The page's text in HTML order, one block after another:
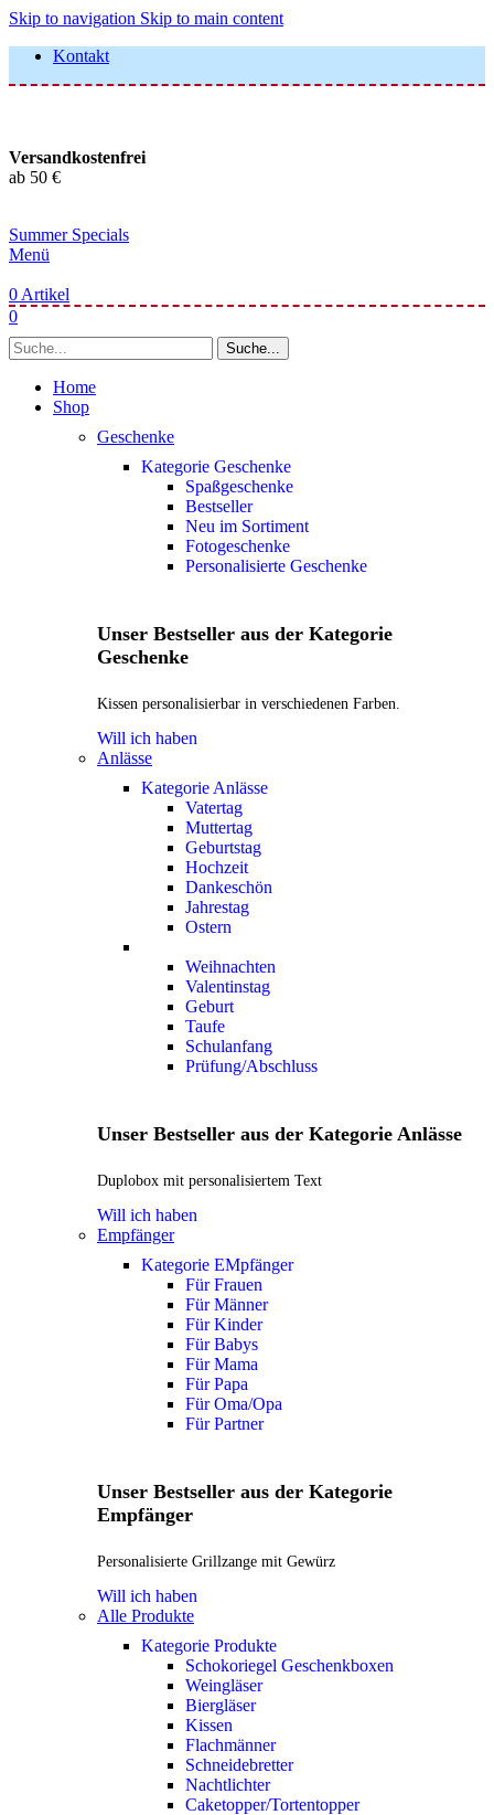
Skip to navigation Skip to main content
Kontakt
Versandkostenfrei
ab 50 €
Summer Specials
Menü
0 Artikel
0
Suche...
Home
Shop
Geschenke
Kategorie Geschenke
Spaßgeschenke
Bestseller
Neu im Sortiment
Fotogeschenke
Personalisierte Geschenke
Unser Bestseller aus der Kategorie
Geschenke
Kissen personalisierbar in verschiedenen Farben.
Will ich haben
Anlässe
Kategorie Anlässe
Vatertag
Muttertag
Geburtstag
Hochzeit
Dankeschön
Jahrestag
Ostern
Weihnachten
Valentinstag
Geburt
Taufe
Schulanfang
Prüfung/Abschluss
Unser Bestseller aus der Kategorie Anlässe
Duplobox mit personalisiertem Text
Will ich haben
Empfänger
Kategorie EMpfänger
Für Frauen
Für Männer
Für Kinder
Für Babys
Für Mama
Für Papa
Für Oma/Opa
Für Partner
Unser Bestseller aus der Kategorie
Empfänger
Personalisierte Grillzange mit Gewürz
Will ich haben
Alle Produkte
Kategorie Produkte
Schokoriegel Geschenkboxen
Weingläser
Biergläser
Kissen
Flachmänner
Schneidebretter
Nachtlichter
Caketopper/Tortentopper